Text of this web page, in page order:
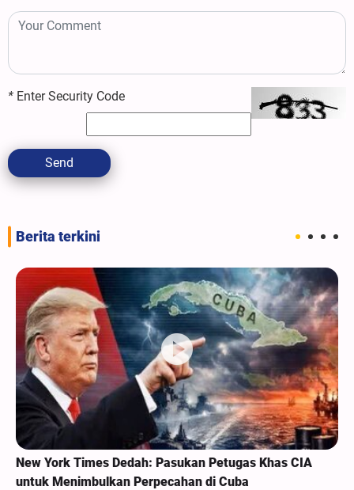
* Enter Security Code
Send
Berita terkini
New York Times Dedah: Pasukan Petugas Khas CIA
untuk Menimbulkan Perpecahan di Cuba